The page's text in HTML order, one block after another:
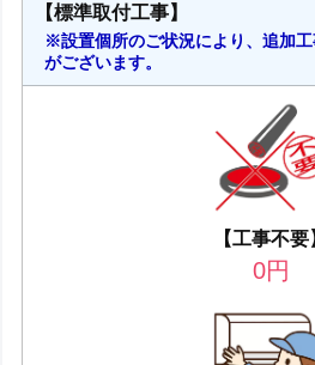
【標準取付工事】
※設置個所のご状況により、追加
がございます。
【工事不要
0円